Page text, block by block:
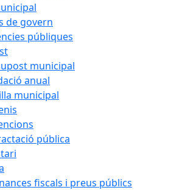
de govern
públiques
municipal
anual
municipal
pública
fiscals i preus públics